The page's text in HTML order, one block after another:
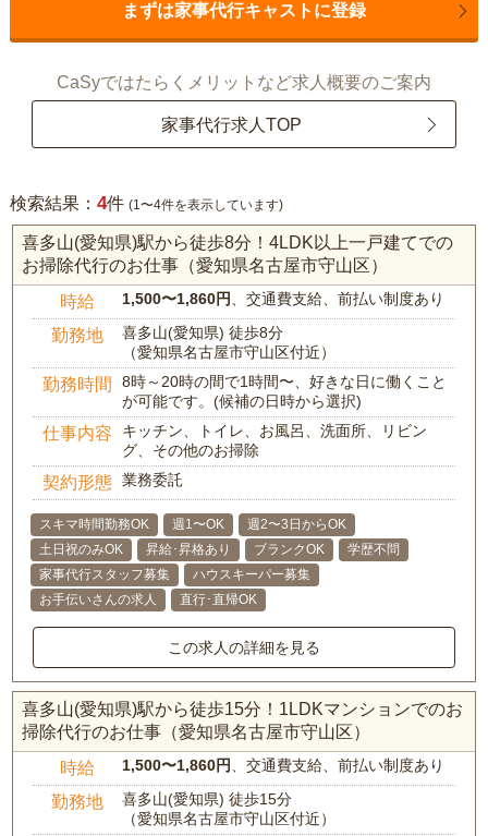
まずは家事代行キャストに登録
CaSyではたらくメリットなど求人概要のご案内
家事代行求人TOP
検索結果： 4件 (1〜4件を表示しています)
喜多山(愛知県)駅から徒歩8分！4LDK以上一戸建てでの
お掃除代行のお仕事（愛知県名古屋市守山区）
時給 1,500〜1,860円、交通費支給、前払い制度あり
勤務地
喜多山(愛知県) 徒歩8分
（愛知県名古屋市守山区付近）
勤務時間
8時～20時の間で1時間〜、好きな日に働くこと
が可能です。(候補の日時から選択)
仕事内容
キッチン、トイレ、お風呂、洗面所、リビン
グ、その他のお掃除
契約形態 業務委託
スキマ時間勤務OK 週1〜OK
週2〜3日からOK
土日祝のみOK
昇給･昇格あり ブランクOK
学歴不問
家事代行スタッフ募集
ハウスキーパー募集
お手伝いさんの求人
直行･直帰OK
この求人の詳細を見る
喜多山(愛知県)駅から徒歩15分！1LDKマンションでのお
掃除代行のお仕事（愛知県名古屋市守山区）
時給 1,500〜1,860円、交通費支給、前払い制度あり
勤務地
喜多山(愛知県) 徒歩15分
（愛知県名古屋市守山区付近）